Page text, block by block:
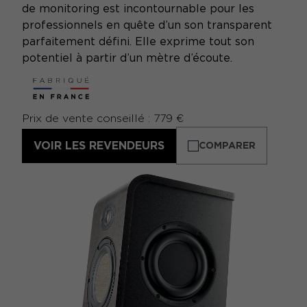
de monitoring est incontournable pour les
professionnels en quête d’un son transparent
parfaitement défini. Elle exprime tout son
potentiel à partir d’un mètre d’écoute.
Prix de vente conseillé : 779 €
VOIR LES REVENDEURS COMPARER